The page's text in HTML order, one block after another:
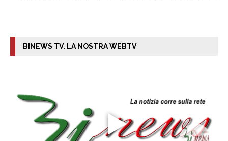
BINEWS TV. LA NOSTRA WEBTV